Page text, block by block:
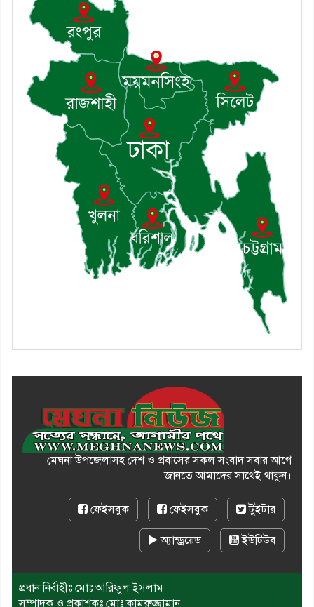
৭। দাউদকান্দিতে মুচি সম্প্রদায়ের
খোঁজখবর নিলেন ড. খন্দকার মারুফ
হোসেন
৮। মেঘনায় আইন-শৃঙ্খলা কমিটির
মাসিক সভা অনুষ্ঠিত
৯। জাতীয় নেতা ড. খন্দকার
মোশাররফ হোসেনের মূল্যায়ন কোথায়
এবং একটি বিশ্লেষণ
১০। দাউদকান্দিতে ইউপি সদস্যকে
মারধরের চেষ্টা ও প্রাণনাশের হুমকির
অভিযোগ
মেঘনা উপজেলাসহ দেশ ও প্রবাসের সকল সংবাদ সবার আগে
জানতে আমাদের সাথেই থাকুন।
ফেইসবুক ফেইসবুক টুইটার
অ্যান্ড্রয়েড ইউটিউব
প্রধান নির্বাহীঃ মোঃ আরিফুল ইসলাম
সম্পাদক ও প্রকাশকঃ মোঃ কামরুজ্জামান